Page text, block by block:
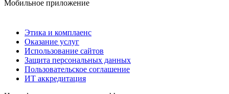
Мобильное приложение
Этика и комплаенс
Оказание услуг
Использование сайтов
Защита персональных данных
Пользовательское соглашение
ИТ аккредитация